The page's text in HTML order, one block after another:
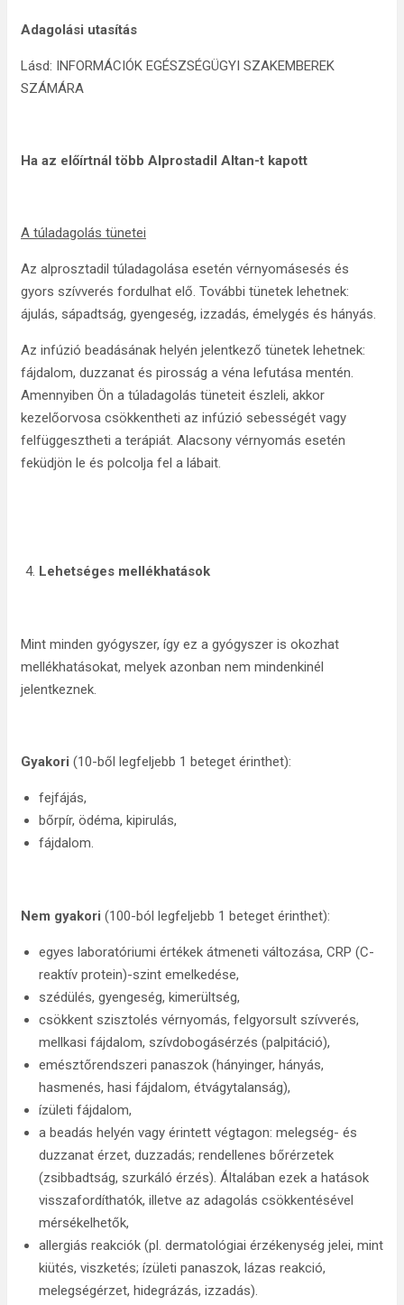
Adagolási utasítás
Lásd: INFORMÁCIÓK EGÉSZSÉGÜGYI SZAKEMBEREK
SZÁMÁRA
Ha az előírtnál több Alprostadil Altan-t kapott
A túladagolás tünetei
Az alprosztadil túladagolása esetén vérnyomásesés és
gyors szívverés fordulhat elő. További tünetek lehetnek:
ájulás, sápadtság, gyengeség, izzadás, émelygés és hányás.
Az infúzió beadásának helyén jelentkező tünetek lehetnek:
fájdalom, duzzanat és pirosság a véna lefutása mentén.
Amennyiben Ön a túladagolás tüneteit észleli, akkor
kezelőorvosa csökkentheti az infúzió sebességét vagy
felfüggesztheti a terápiát. Alacsony vérnyomás esetén
feküdjön le és polcolja fel a lábait.
Lehetséges mellékhatások
Mint minden gyógyszer, így ez a gyógyszer is okozhat
mellékhatásokat, melyek azonban nem mindenkinél
jelentkeznek.
Gyakori (10-ből legfeljebb 1 beteget érinthet):
fejfájás,
bőrpír, ödéma, kipirulás,
fájdalom.
Nem gyakori (100-ból legfeljebb 1 beteget érinthet):
egyes laboratóriumi értékek átmeneti változása, CRP (C-
reaktív protein)-szint emelkedése,
szédülés, gyengeség, kimerültség,
csökkent szisztolés vérnyomás, felgyorsult szívverés,
mellkasi fájdalom, szívdobogásérzés (palpitáció),
emésztőrendszeri panaszok (hányinger, hányás,
hasmenés, hasi fájdalom, étvágytalanság),
ízületi fájdalom,
a beadás helyén vagy érintett végtagon: melegség- és
duzzanat érzet, duzzadás; rendellenes bőrérzetek
(zsibbadtság, szurkáló érzés). Általában ezek a hatások
visszafordíthatók, illetve az adagolás csökkentésével
mérsékelhetők,
allergiás reakciók (pl. dermatológiai érzékenység jelei, mint
kiütés, viszketés; ízületi panaszok, lázas reakció,
melegségérzet, hidegrázás, izzadás).